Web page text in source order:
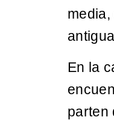
En la
parten